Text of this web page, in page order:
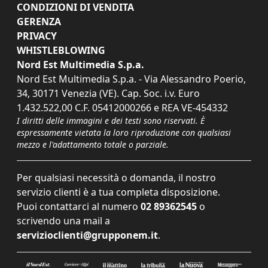
CONDIZIONI DI VENDITA
GERENZA
PRIVACY
WHISTLEBLOWING
Nord Est Multimedia S.p.a.
Nord Est Multimedia S.p.a. - Via Alessandro Poerio,
34, 30171 Venezia (VE). Cap. Soc. i.v. Euro
1.432.522,00 C.F. 05412000266 e REA VE-454332
I diritti delle immagini e dei testi sono riservati. È
espressamente vietata la loro riproduzione con qualsiasi
mezzo e l'adattamento totale o parziale.
Per qualsiasi necessità o domanda, il nostro
servizio clienti è a tua completa disposizione.
Puoi contattarci al numero 02 89362545 o
scrivendo una mail a
servizioclienti@grupponem.it.